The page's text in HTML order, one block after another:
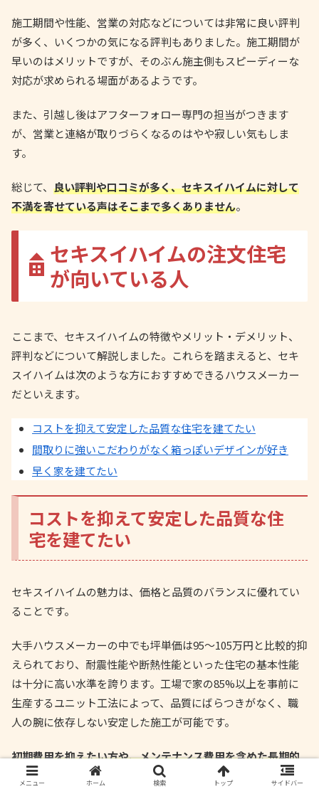
施工期間や性能、営業の対応などについては非常に良い評判
が多く、いくつかの気になる評判もありました。施工期間が
早いのはメリットですが、そのぶん施主側もスピーディーな
対応が求められる場面があるようです。
また、引越し後はアフターフォロー専門の担当がつきます
が、営業と連絡が取りづらくなるのはやや寂しい気もしま
す。
総じて、 良い評判や口コミが多く、セキスイハイムに対して
不満を寄せている声はそこまで多くありません。
セキスイハイムの注文住宅
が向いている人
ここまで、セキスイハイムの特徴やメリット・デメリット、
評判などについて解説しました。これらを踏まえると、セキ
スイハイムは次のような方におすすめできるハウスメーカー
だといえます。
コストを抑えて安定した品質な住宅を建てたい
間取りに強いこだわりがなく箱っぽいデザインが好き
早く家を建てたい
コストを抑えて安定した品質な住
宅を建てたい
セキスイハイムの魅力は、価格と品質のバランスに優れてい
ることです。
大手ハウスメーカーの中でも坪単価は95～105万円と比較的抑
えられており、耐震性能や断熱性能といった住宅の基本性能
は十分に高い水準を誇ります。工場で家の85%以上を事前に
生産するユニット工法によって、品質にばらつきがなく、職
人の腕に依存しない安定した施工が可能です。
初期費用を抑えたい方や、メンテナンス費用を含めた長期的
なコストパフォーマンスを重視する方
にとって、セキスイハ
メニュー ホーム 検索 トップ サイドバー